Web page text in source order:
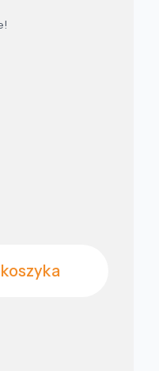
Zobacz szczegóły